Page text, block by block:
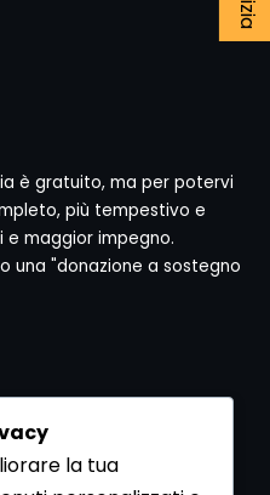
è gratuito, ma per potervi
più tempestivo e
e maggior impegno.
una "donazione a sostegno
la tua